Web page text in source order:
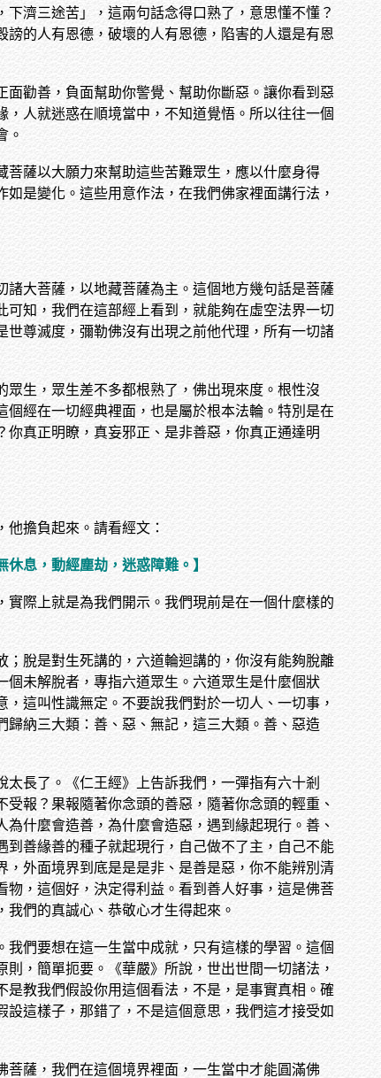
濟三途苦」，這兩句話念得口熟了，意思懂不懂？
的人有恩德，破壞的人有恩德，陷害的人還是有恩
勸善，負面幫助你警覺、幫助你斷惡。讓你看到惡
人就迷惑在順境當中，不知道覺悟。所以往往一個
。
菩薩以大願力來幫助這些苦難眾生，應以什麼身得
是變化。這些用意作法，在我們佛家裡面講行法，
大菩薩，以地藏菩薩為主。這個地方幾句話是菩薩
知，我們在這部經上看到，就能夠在虛空法界一切
尊滅度，彌勒佛沒有出現之前他代理，所有一切諸
生，眾生差不多都根熟了，佛出現來度。根性沒
經在一切經典裡面，也是屬於根本法輪。特別是在
真正明瞭，真妄邪正、是非善惡，你真正通達明
擔負起來。請看經文：
息，動經塵劫，迷惑障難。】
際上就是為我們開示。我們現前是在一個什麼樣的
；脫是對生死講的，六道輪迴講的，你沒有能夠脫離
未解脫者，專指六道眾生。六道眾生是什麼個狀
這叫性識無定。不要說我們對於一切人、一切事，
納三大類：善、惡、無記，這三大類。善、惡造
長了。《仁王經》上告訴我們，一彈指有六十剎
報？果報隨著你念頭的善惡，隨著你念頭的輕重、
什麼會造善，為什麼會造惡，遇到緣起現行。善、
善緣善的種子就起現行，自己做不了主，自己不能
外面境界到底是是是非、是善是惡，你不能辨別清
，這個好，決定得利益。看到善人好事，這是佛菩
們的真誠心、恭敬心才生得起來。
們要想在這一生當中成就，只有這樣的學習。這個
，簡單扼要。《華嚴》所說，世出世間一切諸法，
是教我們假設你用這個看法，不是，是事實真相。確
這樣子，那錯了，不是這個意思，我們這才接受如
薩，我們在這個境界裡面，一生當中才能圓滿佛